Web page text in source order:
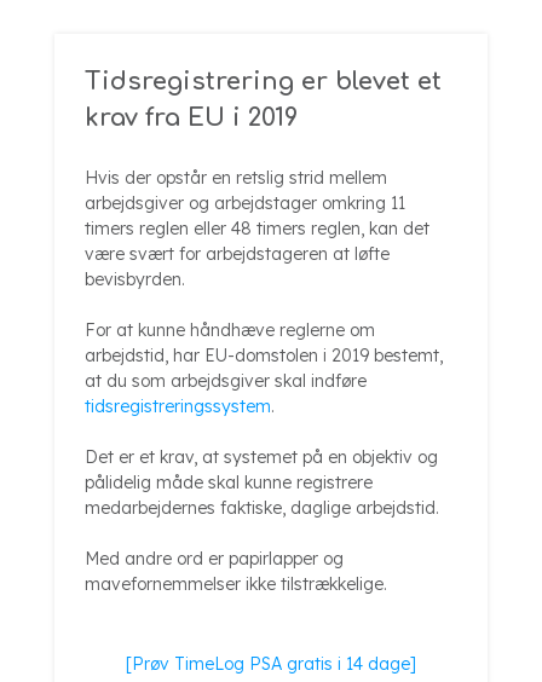
Tidsregistrering er blevet et
krav fra EU i 2019
Hvis der opstår en retslig strid mellem
arbejdsgiver og arbejdstager omkring 11
timers reglen eller 48 timers reglen, kan det
være svært for arbejdstageren at løfte
bevisbyrden.
For at kunne håndhæve reglerne om
arbejdstid, har EU-domstolen i 2019 bestemt,
at du som arbejdsgiver skal indføre
tidsregistreringssystem.
Det er et krav, at systemet på en objektiv og
pålidelig måde skal kunne registrere
medarbejdernes faktiske, daglige arbejdstid.
Med andre ord er papirlapper og
mavefornemmelser ikke tilstrækkelige.
[Prøv TimeLog PSA gratis i 14 dage]